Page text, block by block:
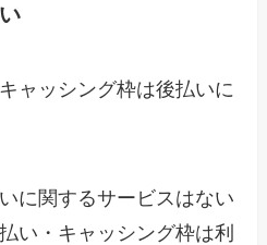
ャッシング枠は後払いに
に関するサービスはない
い・キャッシング枠は利